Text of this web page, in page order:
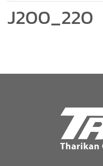
J200_220